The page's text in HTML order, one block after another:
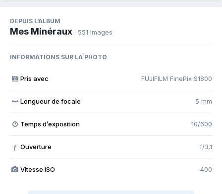
DEPUIS L’ALBUM
Mes Minéraux · 551 images
INFORMATIONS SUR LA PHOTO
Pris avec FUJIFILM FinePix S1800
Longueur de focale 5 mm
Temps d’exposition 10/600
f Ouverture f/3.1
Vitesse ISO 400